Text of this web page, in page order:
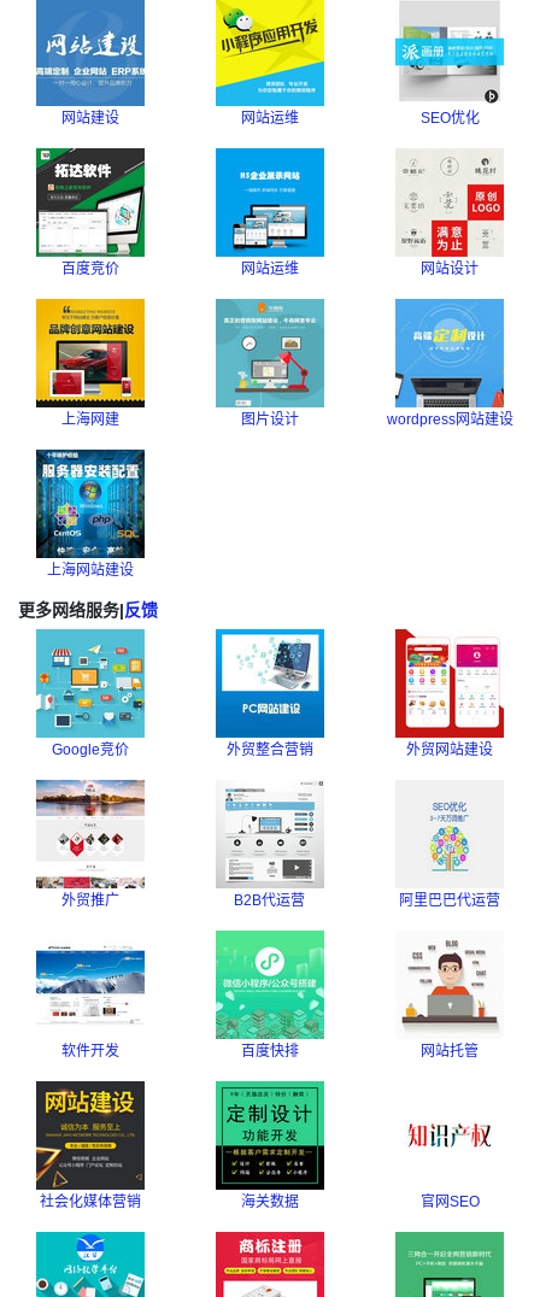
网站建设 网站运维 SEO优化
百度竞价 网站运维 网站设计
上海网建 图片设计 wordpress网站建设
上海网站建设
更多网络服务|反馈
Google竞价 外贸整合营销 外贸网站建设
外贸推广 B2B代运营 阿里巴巴代运营
软件开发 百度快排 网站托管
社会化媒体营销 海关数据 官网SEO